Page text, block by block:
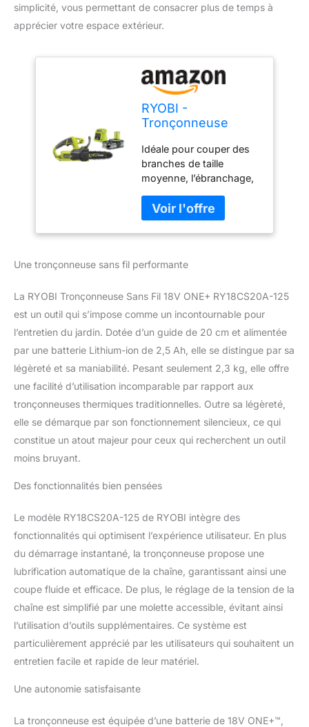
simplicité, vous permettant de consacrer plus de temps à
apprécier votre espace extérieur.
RYOBI -
Tronçonneuse
RY18CS20A-125 –
Guide 20 cm,
Batterie 2.5Ah +
Chargeur,
Lubrification Auto,
Démarrage
Instantané – Coupe
Branches, Entretien
Idéale pour couper des
branches de taille
moyenne, l’ébranchage,
couper du bois de
chauffage (bûches
jusqu'à 15cm). Parfaite
compact et léger (2,8 kg
maniabilité accrue.
Tendeur de chaîne latéral
sans outil. Double frein
de chaîne pour la
sécurité. Contenu : 1
Tronçonneuse, 1 guide
20 cm, 1 chaîne, 1
fourreau. Sert à couper
du bois léger et élaguer.
Lubrification manuelle :
Système simplifié
chaîne pour un entretien
batterie 18V 2,5 Ah.
Autonomie pour environ
33 coupes de 10 cm de
diamètre.
Une tronçonneuse sans fil performante
La RYOBI Tronçonneuse Sans Fil 18V ONE+ RY18CS20A-125
est un outil qui s’impose comme un incontournable pour
l’entretien du jardin. Dotée d’un guide de 20 cm et alimentée
par une batterie Lithium-ion de 2,5 Ah, elle se distingue par sa
légèreté et sa maniabilité. Pesant seulement 2,3 kg, elle offre
une facilité d’utilisation incomparable par rapport aux
tronçonneuses thermiques traditionnelles. Outre sa légèreté,
elle se démarque par son fonctionnement silencieux, ce qui
constitue un atout majeur pour ceux qui recherchent un outil
moins bruyant.
Des fonctionnalités bien pensées
Le modèle RY18CS20A-125 de RYOBI intègre des
fonctionnalités qui optimisent l’expérience utilisateur. En plus
du démarrage instantané, la tronçonneuse propose une
lubrification automatique de la chaîne, garantissant ainsi une
coupe fluide et efficace. De plus, le réglage de la tension de la
chaîne est simplifié par une molette accessible, évitant ainsi
l’utilisation d’outils supplémentaires. Ce système est
particulièrement apprécié par les utilisateurs qui souhaitent un
entretien facile et rapide de leur matériel.
Une autonomie satisfaisante
La tronçonneuse est équipée d’une batterie de 18V ONE+™,